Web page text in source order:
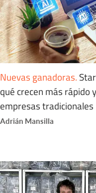
Nuevas ganadoras.
qué crecen más rápido
empresas tradicionales
Adrián Mansilla